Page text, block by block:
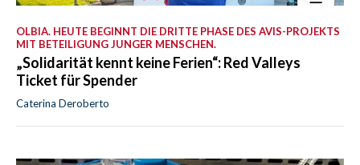
OLBIA. HEUTE BEGINNT DIE DRITTE PHASE DES AVIS-PROJEKTS
MIT BETEILIGUNG JUNGER MENSCHEN.
„Solidarität kennt keine Ferien“: Red Valleys
Ticket für Spender
Caterina Deroberto